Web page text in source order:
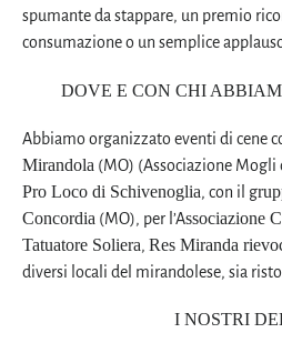
spumante da stappare, un premio
consumazione o un semplice
DOVE E CON CHI
Abbiamo organizzato eventi di cene
Mirandola (MO) (Associazione
Pro Loco di Schivenoglia, con il g
Concordia (MO), per l’Associazione
Tatuatore Soliera, Res Miranda
diversi locali del mirandolese, sia
I NOSTRI